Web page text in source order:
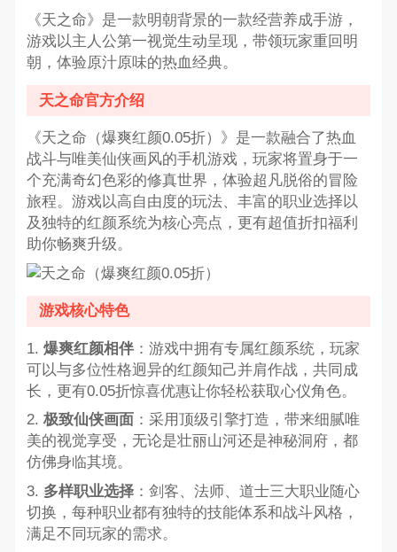
《天之命》是一款明朝背景的一款经营养成手游，
游戏以主人公第一视觉生动呈现，带领玩家重回明
朝，体验原汁原味的热血经典。
天之命官方介绍
《天之命（爆爽红颜0.05折）》是一款融合了热血
战斗与唯美仙侠画风的手机游戏，玩家将置身于一
个充满奇幻色彩的修真世界，体验超凡脱俗的冒险
旅程。游戏以高自由度的玩法、丰富的职业选择以
及独特的红颜系统为核心亮点，更有超值折扣福利
助你畅爽升级。
游戏核心特色
1. 爆爽红颜相伴：游戏中拥有专属红颜系统，玩家
可以与多位性格迥异的红颜知己并肩作战，共同成
长，更有0.05折惊喜优惠让你轻松获取心仪角色。
2. 极致仙侠画面 ：采用顶级引擎打造，带来细腻唯
美的视觉享受，无论是壮丽山河还是神秘洞府，都
仿佛身临其境。
3. 多样职业选择：剑客、法师、道士三大职业随心
切换，每种职业都有独特的技能体系和战斗风格，
满足不同玩家的需求。